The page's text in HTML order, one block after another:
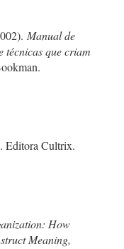
Manual de
técnicas que criam
. Editora Cultrix.
How
Meaning,